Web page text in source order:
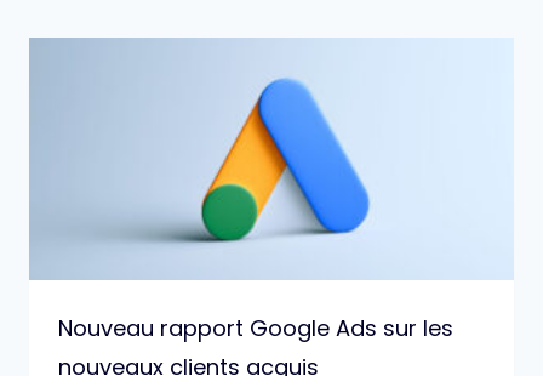
Nouveau rapport Google Ads sur les
nouveaux clients acquis